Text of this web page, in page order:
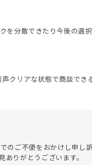
を分散できたり今後の選
クリアな状態で商談でき
のご不便をおかけし申し
りがとうございます。